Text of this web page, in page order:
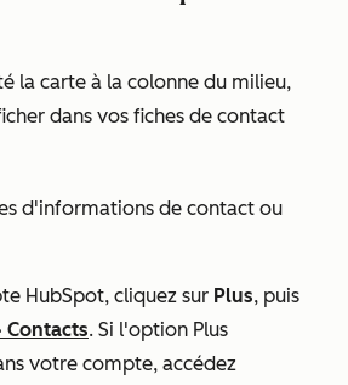
la carte à la colonne du milieu,
dans vos fiches de contact
d'informations de contact ou
HubSpot, cliquez sur Plus, puis
Contacts. Si l'option Plus
votre compte, accédez